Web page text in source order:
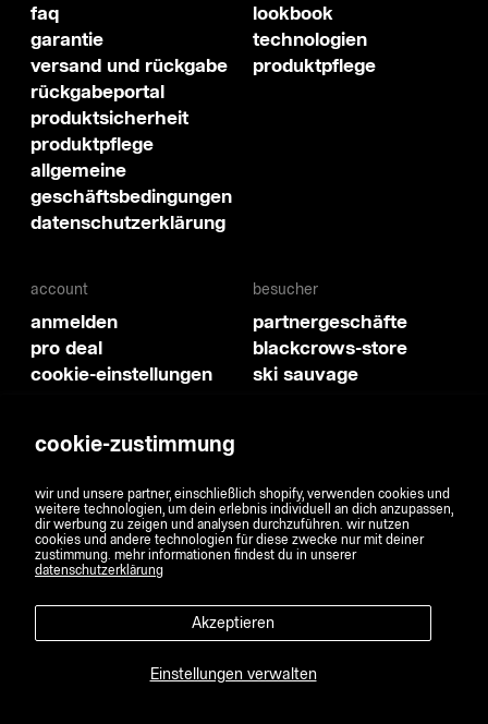
cookie-zustimmung
wir und unsere partner, einschließlich shopify, verwenden cookies und
weitere technologien, um dein erlebnis individuell an dich anzupassen,
dir werbung zu zeigen und analysen durchzuführen. wir nutzen
cookies und andere technologien für diese zwecke nur mit deiner
zustimmung. mehr informationen findest du in unserer
datenschutzerklärung
Einstellungen verwalten
Akzeptieren
faq
garantie
versand und rückgabe
rückgabeportal
produktsicherheit
produktpflege
allgemeine
geschäftsbedingungen
datenschutzerklärung
lookbook
technologien
produktpflege
account
anmelden
pro deal
cookie-einstellungen
besucher
partnergeschäfte
blackcrows-store
ski sauvage
social
youtube
facebook
instagram
tiktok
copyright 2025 blackcrows / alle rechte vorbehalten